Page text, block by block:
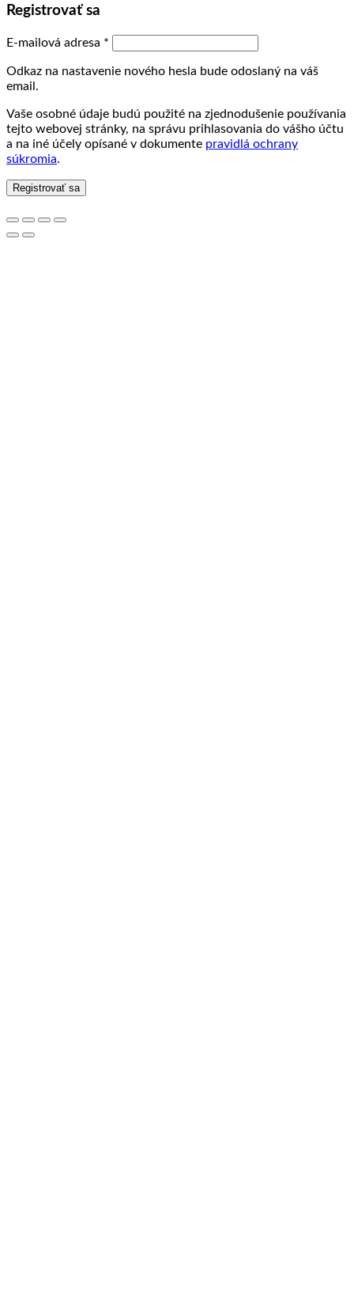
Registrovať sa
E-mailová adresa *
Odkaz na nastavenie nového hesla bude odoslaný na váš
email.
Vaše osobné údaje budú použité na zjednodušenie používania
tejto webovej stránky, na správu prihlasovania do vášho účtu
a na iné účely opísané v dokumente pravidlá ochrany
súkromia.
Registrovať sa